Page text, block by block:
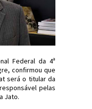
Federal da 4ª
confirmou que
será o titular da
pelas
Jato.